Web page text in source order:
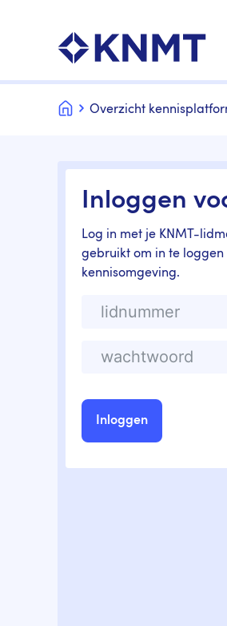
HomeOverzicht
Inloggen
Log in met je KNMT-
gebruikt om in te
kennisomgeving.